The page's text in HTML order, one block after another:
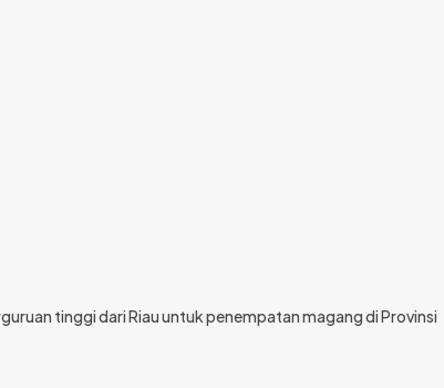
tinggi dari Riau untuk penempatan magang di Provinsi